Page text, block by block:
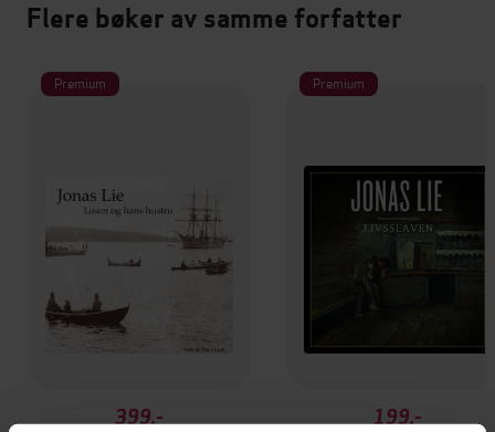
Flere bøker av samme forfatter
Premium
399,-
Premium
199,-